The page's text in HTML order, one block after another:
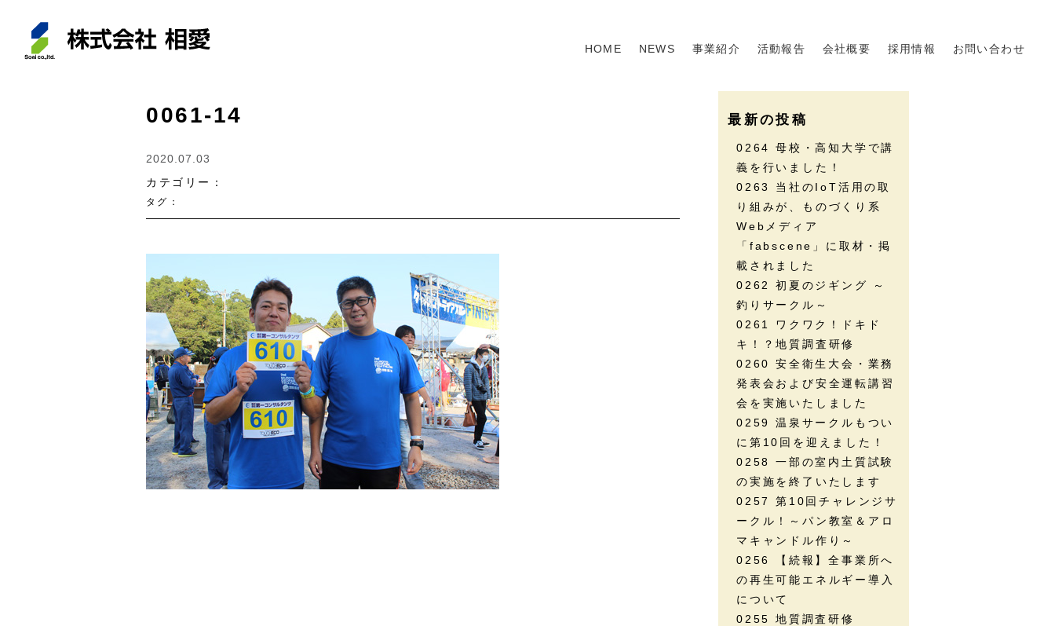
HOME NEWS 事業紹介 活動報告 会社概要 採用情報 お問い合わせ
0061-14
2020.07.03
カテゴリー：
タグ：
最新の投稿
0264 母校・高知大学で講
義を行いました！
0263 当社のIoT活用の取
り組みが、ものづくり系
Webメディア
「fabscene」に取材・掲
載されました
0262 初夏のジギング ～
釣りサークル～
0261 ワクワク！ドキド
キ！？地質調査研修
0260 安全衛生大会・業務
発表会および安全運転講習
会を実施いたしました
0259 温泉サークルもつい
に第10回を迎えました！
0258 一部の室内土質試験
の実施を終了いたします
0257 第10回チャレンジサ
ークル！～パン教室＆アロ
マキャンドル作り～
0256 【続報】全事業所へ
の再生可能エネルギー導入
について
0255 地質調査研修